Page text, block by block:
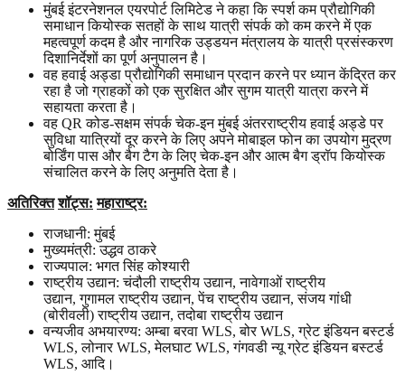
मुंबई इंटरनेशनल एयरपोर्ट लिमिटेड ने कहा कि स्पर्श कम प्रौद्योगिकी
समाधान कियोस्क सतहों के साथ यात्री संपर्क को कम करने में एक
महत्वपूर्ण कदम है और नागरिक उड्डयन मंत्रालय के यात्री प्रसंस्करण
दिशानिर्देशों का पूर्ण अनुपालन है।
वह हवाई अड्डा प्रौद्योगिकी समाधान प्रदान करने पर ध्यान केंद्रित कर
रहा है जो ग्राहकों को एक सुरक्षित और सुगम यात्री यात्रा करने में
सहायता करता है।
वह QR कोड-सक्षम संपर्क चेक-इन मुंबई अंतरराष्ट्रीय हवाई अड्डे पर
सुविधा यात्रियों दूर करने के लिए अपने मोबाइल फोन का उपयोग मुद्रण
बोर्डिंग पास और बैग टैग के लिए चेक-इन और आत्म बैग ड्रॉप कियोस्क
संचालित करने के लिए अनुमति देता है।
अतिरिक्त शॉट्स: महाराष्ट्र:
राजधानी: मुंबई
मुख्यमंत्री: उद्धव ठाकरे
राज्यपाल: भगत सिंह कोश्यारी
राष्ट्रीय उद्यान: चंदौली राष्ट्रीय उद्यान, नावेगाओं राष्ट्रीय
उद्यान, गुगामल राष्ट्रीय उद्यान, पेंच राष्ट्रीय उद्यान, संजय गांधी
(बोरीवली) राष्ट्रीय उद्यान, तदोबा राष्ट्रीय उद्यान
वन्यजीव अभयारण्य: अम्बा बरवा WLS, बोर WLS, ग्रेट इंडियन बस्टर्ड
WLS, लोनार WLS, मेलघाट WLS, गंगवडी न्यू ग्रेट इंडियन बस्टर्ड
WLS, आदि।